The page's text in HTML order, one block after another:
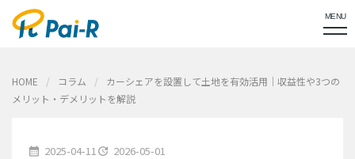
MENU
HOME コラム
カーシェアを設置して土地を有効活用｜収益性や3つの
メリット・デメリットを解説
calendar_month 2025-04-11update 2026-05-01